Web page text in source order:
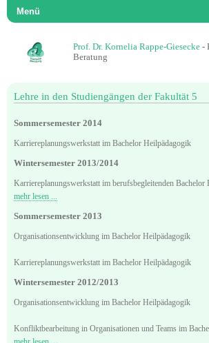
Menü
Prof. Dr. Kornelia Rappe-Giesecke -
Beratung
Lehre in den Studiengängen der Fakultät 5
Sommersemester 2014
Karriereplanungswerkstatt im Bachelor Heilpädagogik
Wintersemester 2013/2014
Karriereplanungswerkstatt im berufsbegleitenden Bachelor
mehr lesen ...
Sommersemester 2013
Organisationsentwicklung im Bachelor Heilpädagogik
Karriereplanungswerkstatt im Bachelor Heilpädagogik
Wintersemester 2012/2013
Organisationsentwicklung im Bachelor Heilpädagogik
Konfliktbearbeitung in Organisationen und Teams im
mehr lesen ...